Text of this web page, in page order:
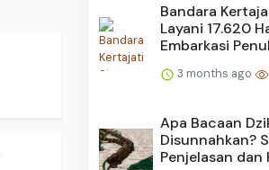
Bandara
Layani 17.620
Embarkasi
3 months ago
Apa Bacaan
Disunnahkan?
Penjelasan dan